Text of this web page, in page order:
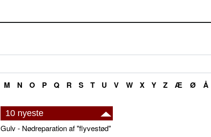
M N O P Q R S T U V W X Y Z Æ Ø Å
10 nyeste
Gulv - Nødreparation af "flyvestød"